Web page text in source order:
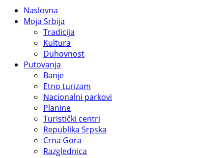
Naslovna
Moja Srbija
Tradicija
Kultura
Duhovnost
Putovanja
Banje
Etno turizam
Nacionalni parkovi
Planine
Turistički centri
Republika Srpska
Crna Gora
Razglednica